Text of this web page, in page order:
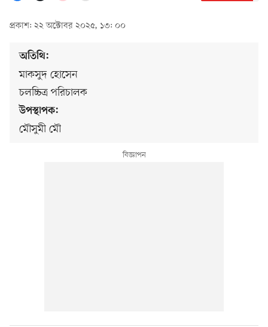
প্রকাশ: ২২ অক্টোবর ২০২৫, ১৩: ০০
অতিথি:
মাকসুদ হোসেন
চলচ্চিত্র পরিচালক
উপস্থাপক:
মৌসুমী মৌ